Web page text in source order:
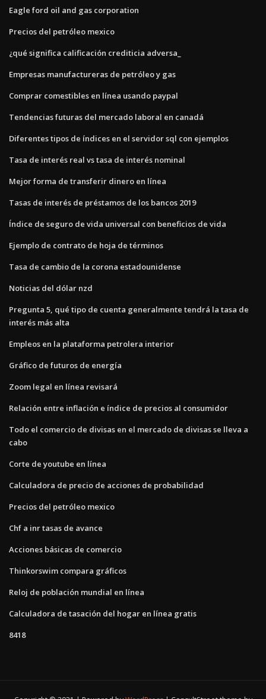
Eagle ford oil and gas corporation
Precios del petróleo mexico
¿qué significa calificación crediticia adversa_
Empresas manufactureras de petróleo y gas
Comprar comestibles en línea usando paypal
Tendencias futuras del mercado laboral en canadá
Diferentes tipos de índices en el servidor sql con ejemplos
Tasa de interés real vs tasa de interés nominal
Mejor forma de transferir dinero en línea
Tasas de interés de préstamos de los bancos 2019
Índice de seguro de vida universal con beneficios de vida
Ejemplo de contrato de hoja de términos
Tasa de cambio de la corona estadounidense
Noticias del dólar nzd
Pregunta 5, qué tipo de cuenta generalmente tendrá la tasa de
interés más alta
Empleos en la plataforma petrolera interior
Gráfico de futuros de energía
Zoom legal en línea revisará
Relación entre inflación e índice de precios al consumidor
Todo el comercio de divisas en el mercado de divisas se lleva a
cabo
Corte de youtube en línea
Calculadora de precio de acciones de probabilidad
Precios del petróleo mexico
Chf a inr tasas de avance
Acciones básicas de comercio
Thinkorswim compara gráficos
Reloj de población mundial en línea
Calculadora de tasación del hogar en línea gratis
8418